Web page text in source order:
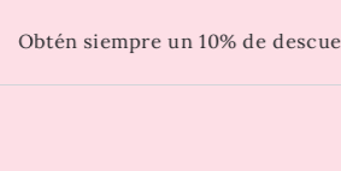
Obtén siempre un 10% de